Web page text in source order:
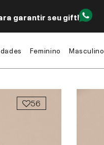
garantir seu gift!
Feminino Masculino
56